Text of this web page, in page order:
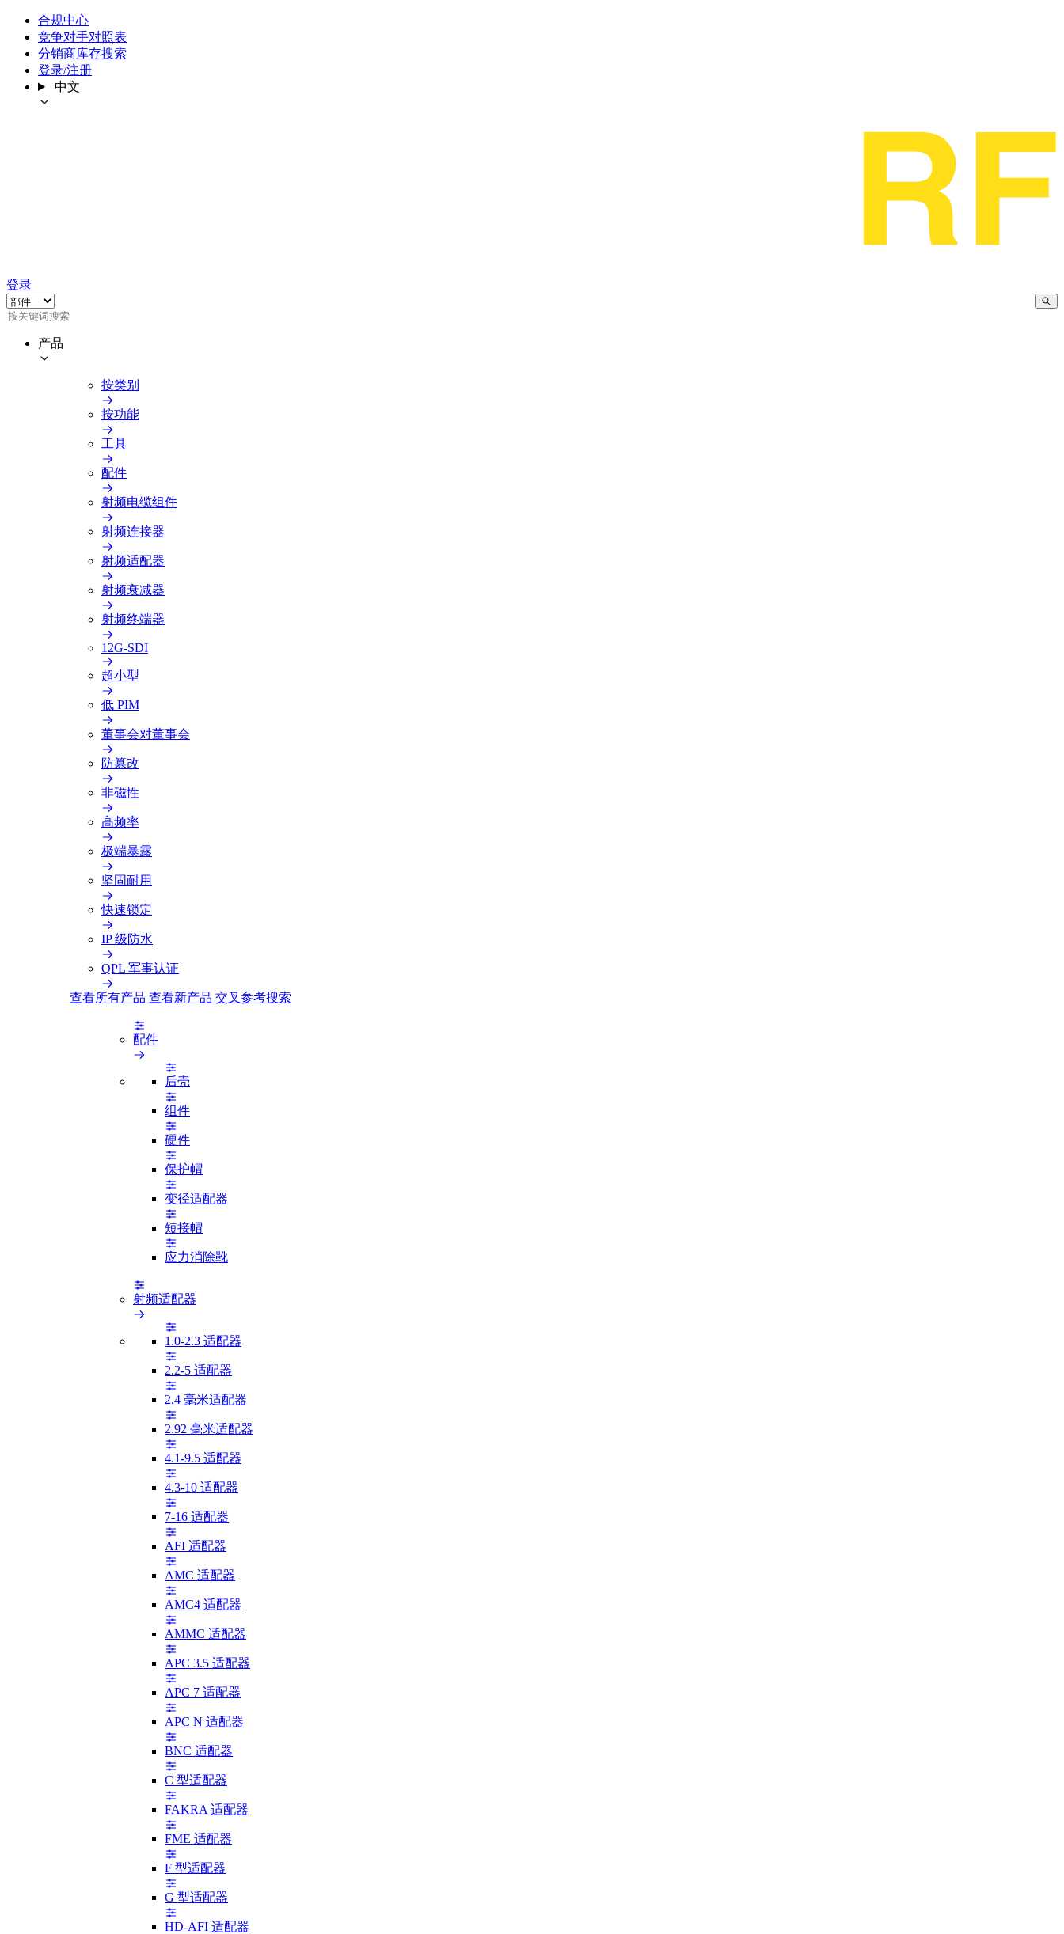
合规中心
竞争对手对照表
分销商库存搜索
登录/注册
中文
登录
产品
按类别
按功能
工具
配件
射频电缆组件
射频连接器
射频适配器
射频衰减器
射频终端器
12G-SDI
超小型
低 PIM
董事会对董事会
防篡改
非磁性
高频率
极端暴露
坚固耐用
快速锁定
IP 级防水
QPL 军事认证
查看所有产品 查看新产品 交叉参考搜索
配件
后壳
组件
硬件
保护帽
变径适配器
短接帽
应力消除靴
射频适配器
1.0-2.3 适配器
2.2-5 适配器
2.4 毫米适配器
2.92 毫米适配器
4.1-9.5 适配器
4.3-10 适配器
7-16 适配器
AFI 适配器
AMC 适配器
AMC4 适配器
AMMC 适配器
APC 3.5 适配器
APC 7 适配器
APC N 适配器
BNC 适配器
C 型适配器
FAKRA 适配器
FME 适配器
F 型适配器
G 型适配器
HD-AFI 适配器